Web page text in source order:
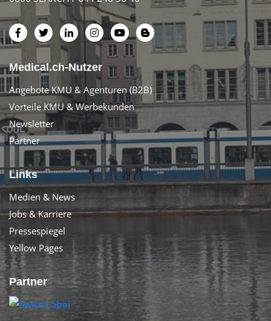
Medical.ch-Nutzer
Angebote KMU & Agenturen (B2B)
Vorteile KMU & Werbekunden
Newsletter
Partner
Links
Medien & News
Jobs & Karriere
Pressespiegel
Yellow Pages
Partner